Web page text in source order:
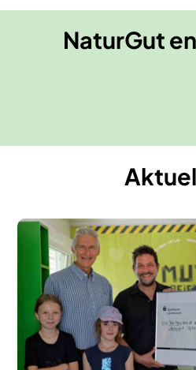
NaturGut
Mehr erfahren
Hier reift der Mut
Erlebnismuseum